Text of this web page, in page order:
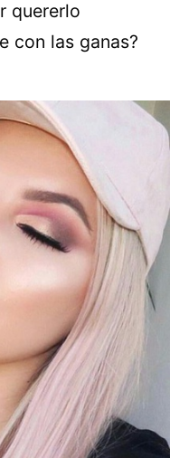
quererlo
con las ganas?